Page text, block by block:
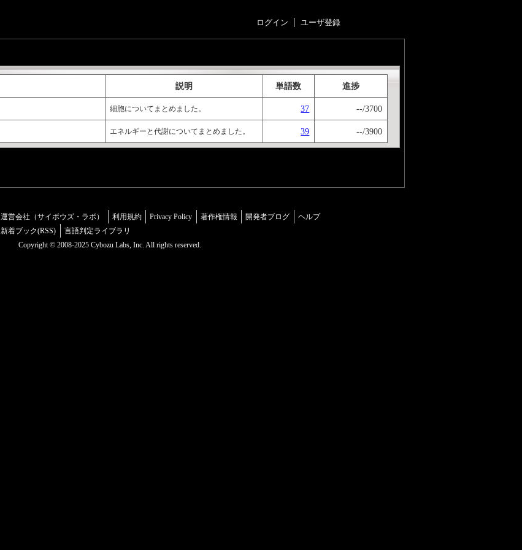
ログイン ユーザ登録
説明 単語数 進捗
細胞についてまとめました。 37 --/3700
エネルギーと代謝についてまとめました。 39 --/3900
運営会社（サイボウズ・ラボ） 利用規約 Privacy Policy 著作権情報 開発者ブログ
ヘルプ
新着ブック(RSS)
言語判定ライブラリ
Copyright © 2008-2025 Cybozu Labs, Inc. All rights reserved.